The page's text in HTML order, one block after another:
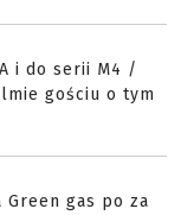
i do serii M4 /
gościu o tym
gas po za